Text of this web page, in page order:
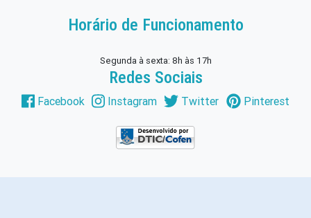
Horário de Funcionamento
Segunda à sexta: 8h às 17h
Redes Sociais
Facebook Instagram Twitter Pinterest